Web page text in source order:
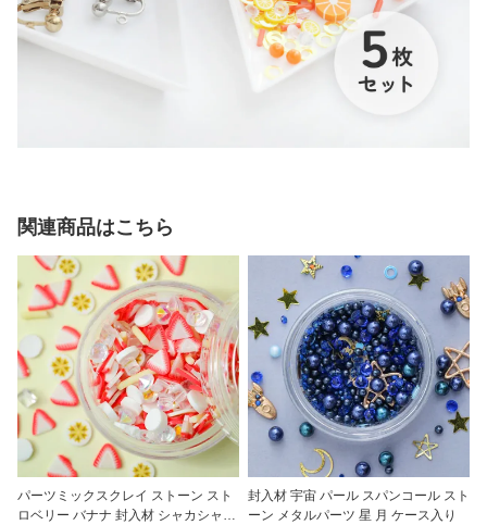
関連商品はこちら
パーツミックスクレイ ストーン スト
ロベリー バナナ 封入材 シャカシャカ
封入材 宇宙 パール スパンコール スト
ーン メタルパーツ 星 月 ケース入り